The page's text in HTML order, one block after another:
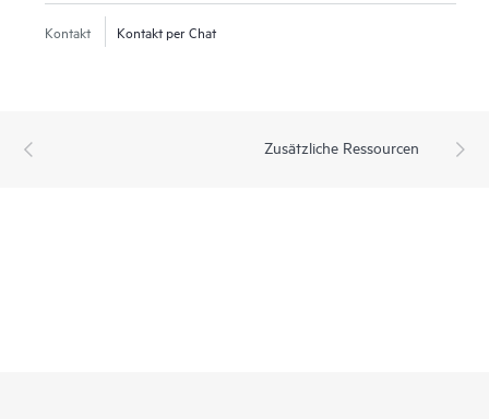
Kontakt Kontakt per Chat
Zusätzliche Ressourcen